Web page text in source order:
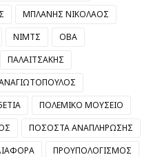
ΜΠΛΑΝΗΣ ΝΙΚΟΛΑΟΣ
ΝΙΜΤΣ
ΟΒΑ
ΠΑΛΑΙΤΣΑΚΗΣ
ΠΟΛΕΜΙΚΟ ΜΟΥΣΕΙΟ
ΠΟΣΟΣΤΑ ΑΝΑΠΛΗΡΩΣΗΣ
ΠΡΟΥΠΟΛΟΓΙΣΜΟΣ